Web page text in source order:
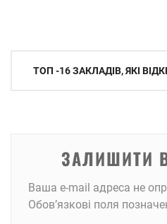
Навігація
ТОП -16 ЗАКЛАДІВ, ЯКІ
ЗАЛИШИТИ
Ваша e-mail адреса не
Обов’язкові поля